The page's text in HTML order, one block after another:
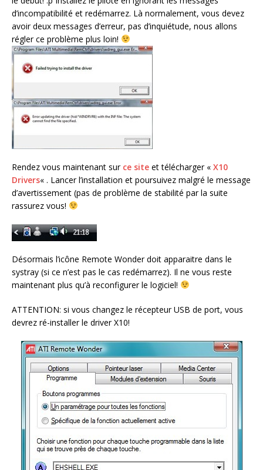
d’incompatibilité et redémarrez. Là normalement, vous devez
avoir deux messages d’erreur, pas d’inquiétude, nous allons
régler ce problème plus loin!
Rendez vous maintenant sur ce site et télécharger « X10
Drivers« . Lancer l’installation et poursuivez malgré le message
d’avertissement (pas de problème de stabilité par la suite
rassurez vous!
Désormais l’icône Remote Wonder doit apparaitre dans le
systray (si ce n’est pas le cas redémarrez). Il ne vous reste
maintenant plus qu’à reconfigurer le logiciel!
ATTENTION: si vous changez le récepteur USB de port, vous
devrez ré-installer le driver X10!